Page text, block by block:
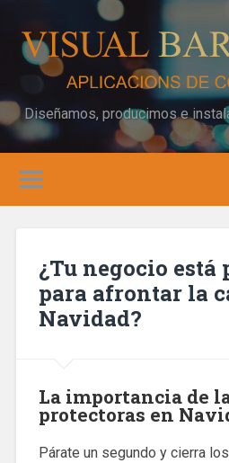
Diseñamos, producimos e
¿Tu negocio está
para afrontar la
Navidad?
La importancia de
protectoras en
Párate un segundo y cierra